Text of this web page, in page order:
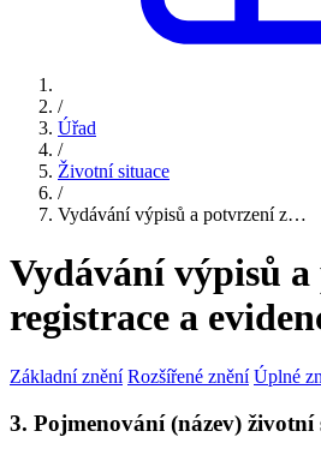
/
Úřad
/
Životní situace
/
Vydávání výpisů a potvrzení z…
Vydávání výpisů
registrace a
Základní znění Rozšířené znění Úplné
3. Pojmenování (název) životní